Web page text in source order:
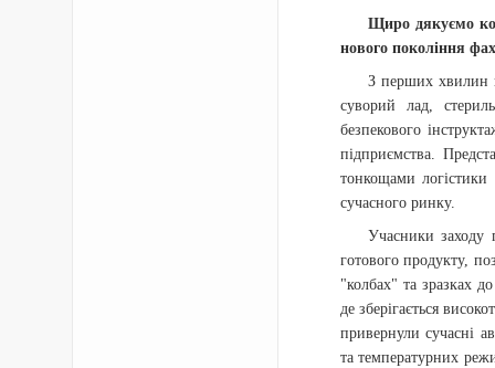
Щиро дякуємо
нового покоління
З перших хвилин
суворий лад,
безпекового
підприємства.
тонкощами
сучасного ринку.
Учасники
готового продукту,
"колбах" та зразках
де зберігається
привернули сучасні
та температурних